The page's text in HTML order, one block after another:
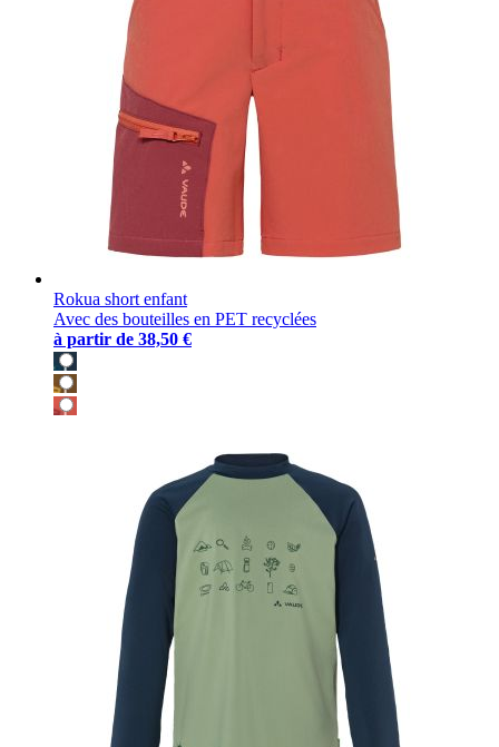
Rokua short enfant
Avec des bouteilles en PET recyclées
à partir de 38,50 €